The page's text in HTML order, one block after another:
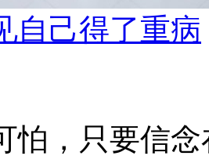
自己得了重病
怕，只要信